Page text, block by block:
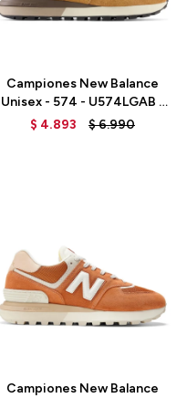
Campiones New Balance
Unisex - 574 - U574LGAB -
TOBACCO
$ 4.893 $6.990
Campiones New Balance